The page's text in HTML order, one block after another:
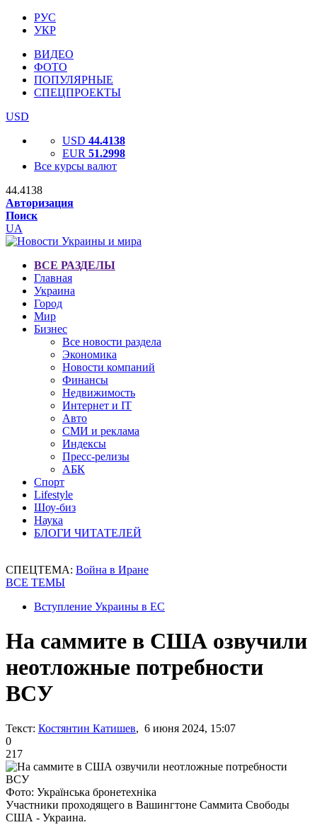
РУС
УКР
ВИДЕО
ФОТО
ПОПУЛЯРНЫЕ
СПЕЦПРОЕКТЫ
USD
USD 44.4138
EUR 51.2998
Все курсы валют
44.4138
Авторизация
Поиск
UA
ВСЕ РАЗДЕЛЫ
Главная
Украина
Город
Мир
Бизнес
Все новости раздела
Экономика
Новости компаний
Финансы
Недвижимость
Интернет и IT
Авто
СМИ и реклама
Индексы
Пресс-релизы
АБК
Спорт
Lifestyle
Шоу-биз
Наука
БЛОГИ ЧИТАТЕЛЕЙ
СПЕЦТЕМА: Война в Иране
ВСЕ ТЕМЫ
Вступление Украины в ЕС
На саммите в США озвучили
неотложные потребности
ВСУ
Текст: Костянтин Катишев, 6 июня 2024, 15:07
0
217
Фото: Українська бронетехніка
Участники проходящего в Вашингтоне Саммита Свободы
США - Украина.